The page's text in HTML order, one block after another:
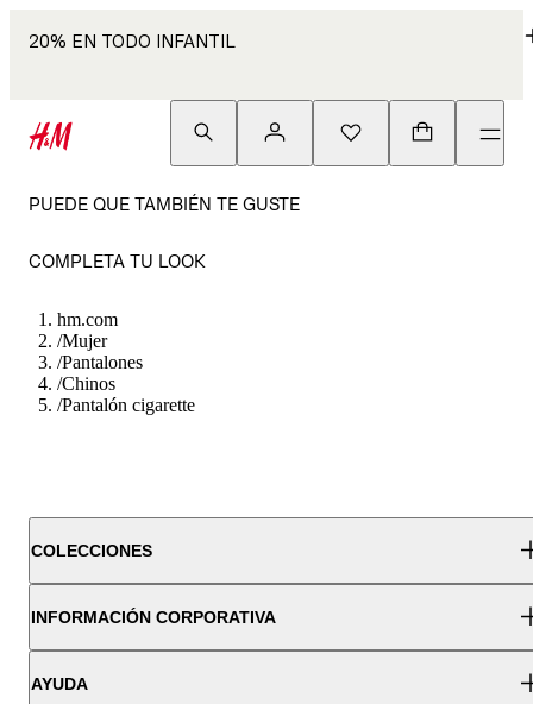
20% EN TODO INFANTIL
PUEDE QUE TAMBIÉN TE GUSTE
COMPLETA TU LOOK
hm.com
/Mujer
/Pantalones
/Chinos
/Pantalón cigarette
COLECCIONES
INFORMACIÓN CORPORATIVA
AYUDA